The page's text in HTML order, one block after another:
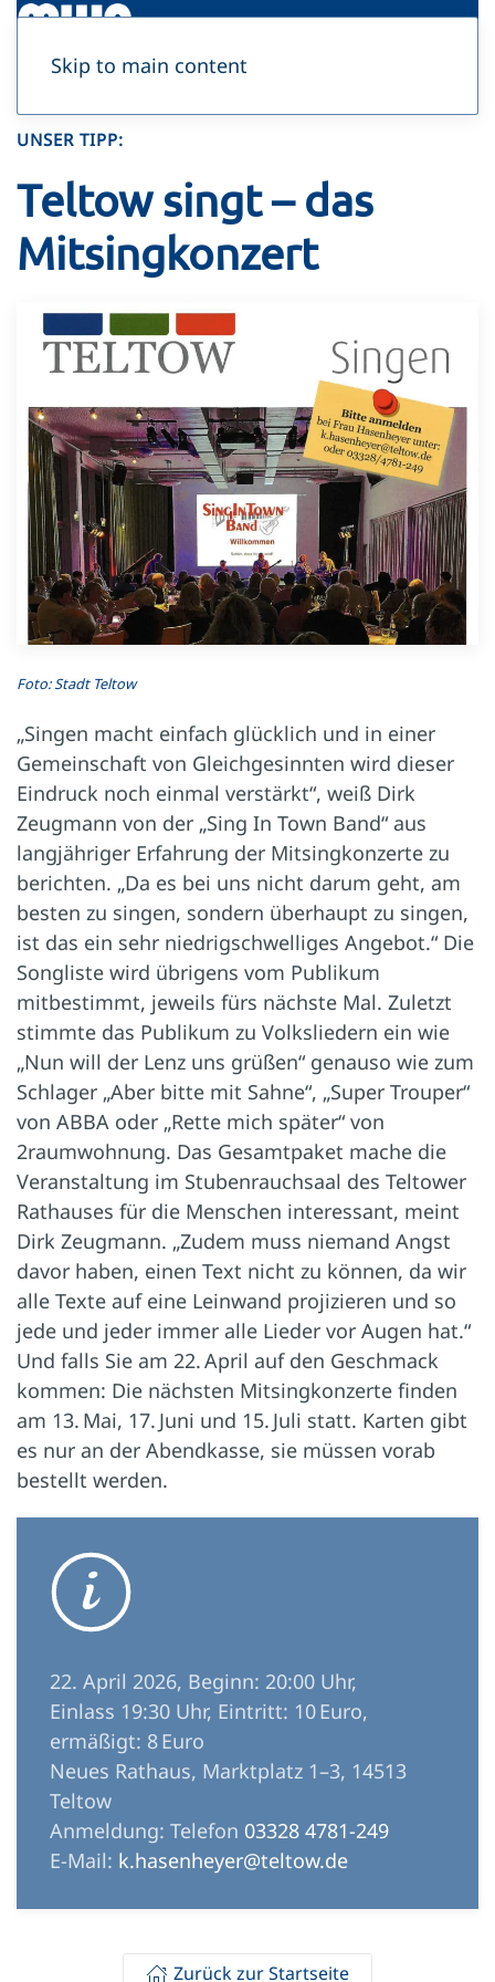
Skip to main content
UNSER TIPP:
Teltow singt – das
Mitsingkonzert
Foto: Stadt Teltow
„Singen macht einfach glücklich und in einer
Gemeinschaft von Gleichgesinnten wird dieser
Eindruck noch einmal verstärkt“, weiß Dirk
Zeugmann von der „Sing In Town Band“ aus
langjähriger Erfahrung der Mitsingkonzerte zu
berichten. „Da es bei uns nicht darum geht, am
besten zu singen, sondern überhaupt zu singen,
ist das ein sehr niedrigschwelliges Angebot.“ Die
Songliste wird übrigens vom Publikum
mitbestimmt, jeweils fürs nächste Mal. Zuletzt
stimmte das Publikum zu Volksliedern ein wie
„Nun will der Lenz uns grüßen“ genauso wie zum
Schlager „Aber bitte mit Sahne“, „Super Trouper“
von ABBA oder „Rette mich später“ von
2raumwohnung. Das Gesamtpaket mache die
Veranstaltung im Stubenrauchsaal des Teltower
Rathauses für die Menschen interessant, meint
Dirk Zeugmann. „Zudem muss niemand Angst
davor haben, einen Text nicht zu können, da wir
alle Texte auf eine Leinwand projizieren und so
jede und jeder immer alle Lieder vor Augen hat.“
Und falls Sie am 22. April auf den Geschmack
kommen: Die nächsten Mitsingkonzerte finden
am 13. Mai, 17. Juni und 15. Juli statt. Karten gibt
es nur an der Abendkasse, sie müssen vorab
bestellt werden.
22. April 2026, Beginn: 20:00 Uhr,
Einlass 19:30 Uhr, Eintritt: 10 Euro,
ermäßigt: 8 Euro
Neues Rathaus, Marktplatz 1–3, 14513
Teltow
Anmeldung: Telefon 03328 4781-249
E-Mail: k.hasenheyer@teltow.de
Zurück zur Startseite